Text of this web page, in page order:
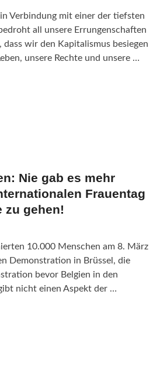
in Verbindung mit einer der tiefsten
all unsere Errungenschaften
wir den Kapitalismus besiegen
unsere Rechte und unsere …
Nie gab es mehr
Frauentag
zu gehen!
10.000 Menschen am 8. März
Demonstration in Brüssel, die
bevor Belgien in den
nicht einen Aspekt der …